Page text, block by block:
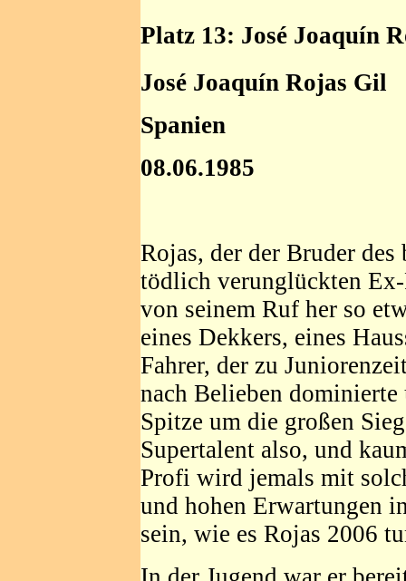
Platz 13: José Joaquín
José Joaquín Rojas Gil
Spanien
08.06.1985
Rojas, der der Bruder
tödlich verunglückten
von seinem Ruf her so
eines Dekkers, eines
Fahrer, der zu
nach Belieben
Spitze um die großen
Supertalent also, und
Profi wird jemals mit
und hohen Erwartungen
sein, wie es Rojas 2006